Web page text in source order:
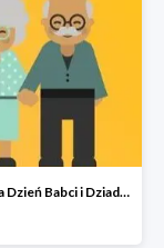
Prezenty na Dzień Babci i Dziadka w Księgarni Znak do -60%